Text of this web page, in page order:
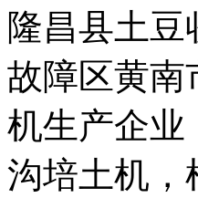
隆昌县土
故障区黄南
机生产企业
沟培土机，